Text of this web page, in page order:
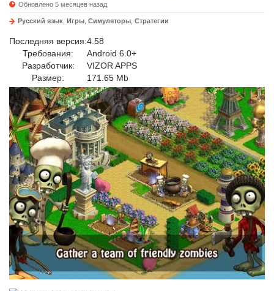
Обновлено 5 месяцев назад
Русский язык Игры Симуляторы Стратегии
Последняя версия:4.58
Требования:
Android 6.0+
Разработчик:
VIZOR APPS
Размер:
171.65 Mb